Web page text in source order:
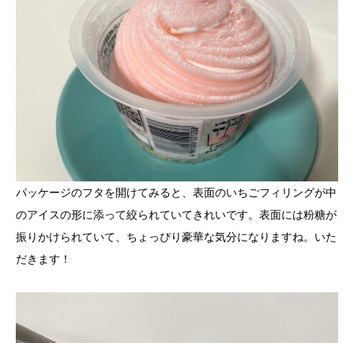
パッケージのフタを開けてみると、表面のいちごフィリングが中
のアイスの形に添って絞られていてきれいです。表面には粉糖が
振りかけられていて、ちょっぴり豪華な気分になりますね。いた
だきます！